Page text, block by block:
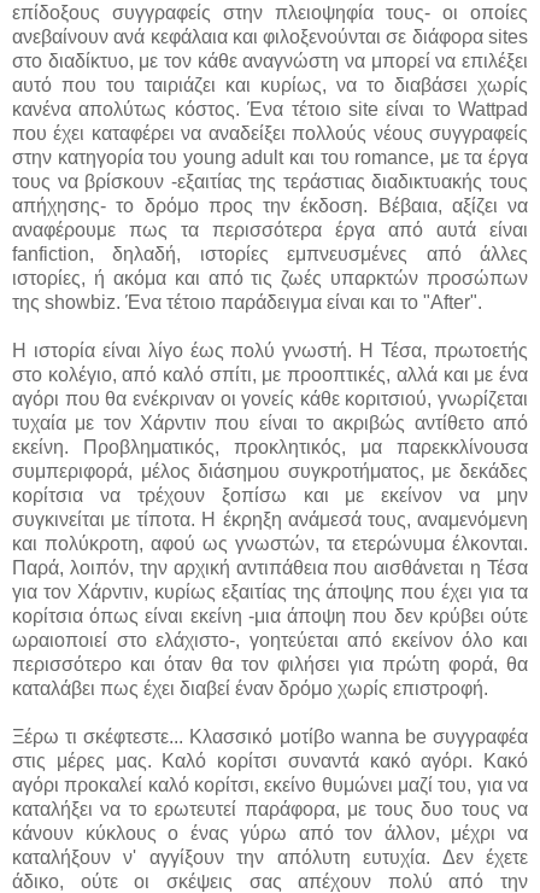
επίδοξους συγγραφείς στην πλειοψηφία τους- οι οποίες
ανεβαίνουν ανά κεφάλαια και φιλοξενούνται σε διάφορα sites
στο διαδίκτυο, με τον κάθε αναγνώστη να μπορεί να επιλέξει
αυτό που του ταιριάζει και κυρίως, να το διαβάσει χωρίς
κανένα απολύτως κόστος. Ένα τέτοιο site είναι το Wattpad
που έχει καταφέρει να αναδείξει πολλούς νέους συγγραφείς
στην κατηγορία του young adult και του romance, με τα έργα
τους να βρίσκουν -εξαιτίας της τεράστιας διαδικτυακής τους
απήχησης- το δρόμο προς την έκδοση. Βέβαια, αξίζει να
αναφέρουμε πως τα περισσότερα έργα από αυτά είναι
fanfiction, δηλαδή, ιστορίες εμπνευσμένες από άλλες
ιστορίες, ή ακόμα και από τις ζωές υπαρκτών προσώπων
της showbiz. Ένα τέτοιο παράδειγμα είναι και το "After".
Η ιστορία είναι λίγο έως πολύ γνωστή. Η Τέσα, πρωτοετής
στο κολέγιο, από καλό σπίτι, με προοπτικές, αλλά και με ένα
αγόρι που θα ενέκριναν οι γονείς κάθε κοριτσιού, γνωρίζεται
τυχαία με τον Χάρντιν που είναι το ακριβώς αντίθετο από
εκείνη. Προβληματικός, προκλητικός, μα παρεκκλίνουσα
συμπεριφορά, μέλος διάσημου συγκροτήματος, με δεκάδες
κορίτσια να τρέχουν ξοπίσω και με εκείνον να μην
συγκινείται με τίποτα. Η έκρηξη ανάμεσά τους, αναμενόμενη
και πολύκροτη, αφού ως γνωστών, τα ετερώνυμα έλκονται.
Παρά, λοιπόν, την αρχική αντιπάθεια που αισθάνεται η Τέσα
για τον Χάρντιν, κυρίως εξαιτίας της άποψης που έχει για τα
κορίτσια όπως είναι εκείνη -μια άποψη που δεν κρύβει ούτε
ωραιοποιεί στο ελάχιστο-, γοητεύεται από εκείνον όλο και
περισσότερο και όταν θα τον φιλήσει για πρώτη φορά, θα
καταλάβει πως έχει διαβεί έναν δρόμο χωρίς επιστροφή.
Ξέρω τι σκέφτεστε... Κλασσικό μοτίβο wanna be συγγραφέα
στις μέρες μας. Καλό κορίτσι συναντά κακό αγόρι. Κακό
αγόρι προκαλεί καλό κορίτσι, εκείνο θυμώνει μαζί του, για να
καταλήξει να το ερωτευτεί παράφορα, με τους δυο τους να
κάνουν κύκλους ο ένας γύρω από τον άλλον, μέχρι να
καταλήξουν ν' αγγίξουν την απόλυτη ευτυχία. Δεν έχετε
άδικο, ούτε οι σκέψεις σας απέχουν πολύ από την